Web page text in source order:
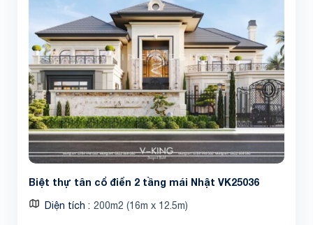
Biệt thự tân cổ điển 2 tầng mái Nhật VK25036
Diện tích 200m2 (16m x 12.5m)